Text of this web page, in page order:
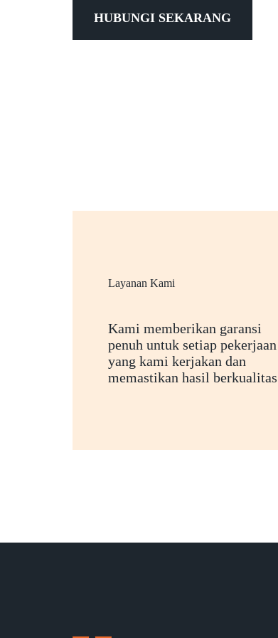
HUBUNGI SEKARANG
Layanan Kami
Kami memberikan garansi
penuh untuk setiap pekerjaan
yang kami kerjakan dan
memastikan hasil berkualitas